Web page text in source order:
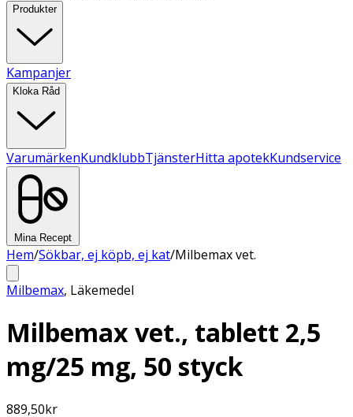
Produkter
Kampanjer
Kloka Råd
VarumärkenKundklubbTjänsterHitta apotekKundservice
Mina Recept
Hem/Sökbar, ej köpb, ej kat/Milbemax vet.
Milbemax, Läkemedel
Milbemax vet., tablett 2,5
mg/25 mg, 50 styck
889,50kr